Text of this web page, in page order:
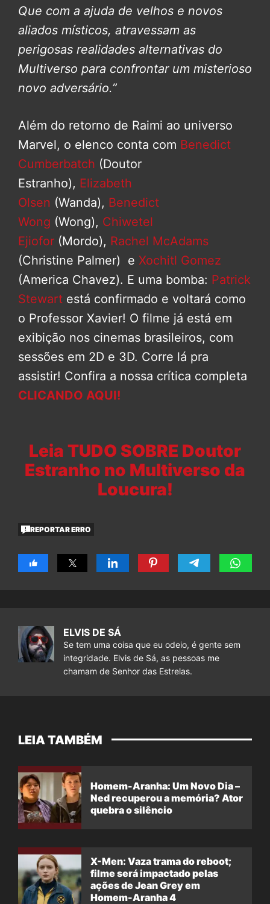
Que com a ajuda de velhos e novos
aliados místicos, atravessam as
perigosas realidades alternativas do
Multiverso para confrontar um misterioso
novo adversário.”
Além do retorno de Raimi ao universo
Marvel, o elenco conta com Benedict
Cumberbatch (Doutor
Estranho), Elizabeth
Olsen (Wanda), Benedict
Wong (Wong), Chiwetel
Ejiofor (Mordo), Rachel McAdams
(Christine Palmer) e Xochitl Gomez
(America Chavez). E uma bomba: Patrick
Stewart está confirmado e voltará como
o Professor Xavier! O filme já está em
exibição nos cinemas brasileiros, com
sessões em 2D e 3D. Corre lá pra
assistir! Confira a nossa crítica completa
CLICANDO AQUI!
Leia TUDO SOBRE Doutor
Estranho no Multiverso da
Loucura!
REPORTAR ERRO
ELVIS DE SÁ
Se tem uma coisa que eu odeio, é gente sem
integridade. Elvis de Sá, as pessoas me
chamam de Senhor das Estrelas.
LEIA TAMBÉM
Homem-Aranha: Um Novo Dia –
Ned recuperou a memória? Ator
quebra o silêncio
X-Men: Vaza trama do reboot;
filme será impactado pelas
ações de Jean Grey em
Homem-Aranha 4